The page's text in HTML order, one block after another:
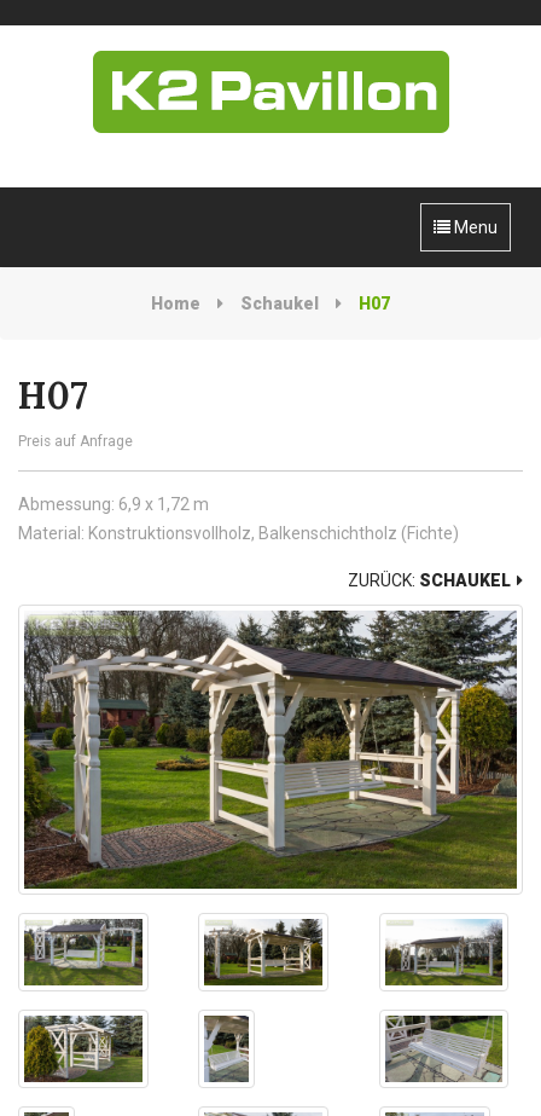
Menu
Home Schaukel H07
H07
Preis auf Anfrage
Abmessung: 6,9 x 1,72 m
Material: Konstruktionsvollholz, Balkenschichtholz (Fichte)
ZURÜCK: SCHAUKEL